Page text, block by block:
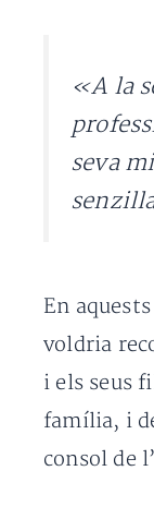
«A la
seva
En
voldria
i els seus
família, i
consol de